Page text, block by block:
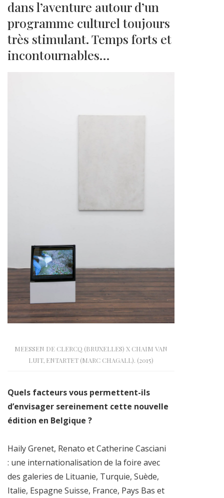
dans l’aventure autour d’un
programme culturel toujours
très stimulant. Temps forts et
incontournables…
MEESSEN DE CLERCQ (BRUXELLES) X CHAIM VAN
LUIT, ENTARTET (MARC CHAGALL). (2015)
Quels facteurs vous permettent-ils
d’envisager sereinement cette nouvelle
édition en Belgique ?
Haily Grenet, Renato et Catherine Casciani
: une internationalisation de la foire avec
des galeries de Lituanie, Turquie, Suède,
Italie, Espagne Suisse, France, Pays Bas et